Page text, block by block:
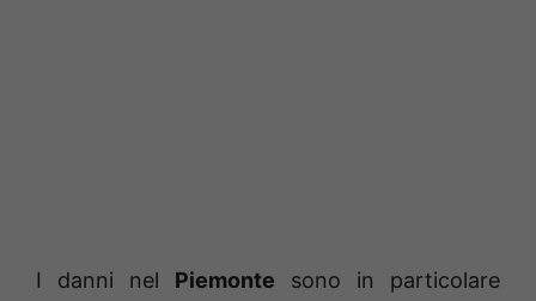
I danni nel Piemonte sono in particolare